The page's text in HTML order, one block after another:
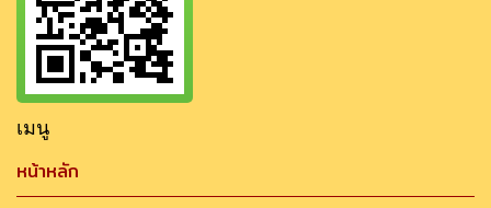
เมนู
หน้าหลัก